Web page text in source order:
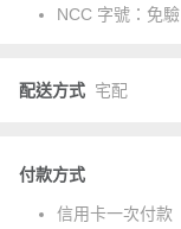
NCC 字號： 免驗
配送方式 宅配
付款方式
信用卡一次付款